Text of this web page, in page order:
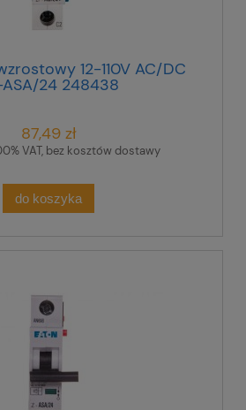
12-110V AC/DC
ASA/24 248438
87,49 zł
VAT, bez kosztów dostawy
do koszyka